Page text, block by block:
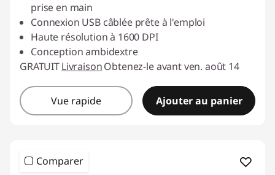
prise en main
Connexion USB câblée prête à l'emploi
Haute résolution à 1600 DPI
Conception ambidextre
GRATUITLivraisonObtenez-le avant ven. août 14
Vue rapide Ajouter au panier
Comparer